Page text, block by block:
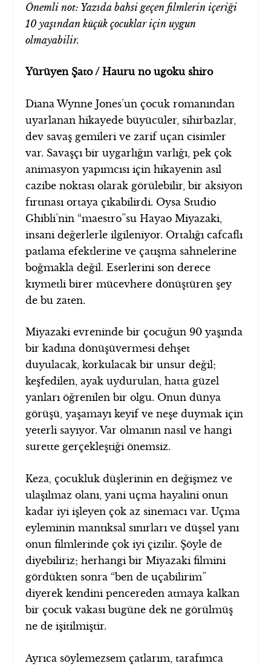
Önemli not: Yazıda bahsi geçen filmlerin içeriği
10 yaşından küçük çocuklar için uygun
olmayabilir.
Yürüyen Şato / Hauru no ugoku shiro
Diana Wynne Jones’un çocuk romanından
uyarlanan hikayede büyücüler, sihirbazlar,
dev savaş gemileri ve zarif uçan cisimler
var. Savaşçı bir uygarlığın varlığı, pek çok
animasyon yapımcısı için hikayenin asıl
cazibe noktası olarak görülebilir, bir aksiyon
fırtınası ortaya çıkabilirdi. Oysa Studio
Ghibli’nin “maestro”su Hayao Miyazaki,
insani değerlerle ilgileniyor. Ortalığı cafcaflı
patlama efektlerine ve çatışma sahnelerine
boğmakla değil. Eserlerini son derece
kıymetli birer mücevhere dönüştüren şey
de bu zaten.
Miyazaki evreninde bir çocuğun 90 yaşında
bir kadına dönüşüvermesi dehşet
duyulacak, korkulacak bir unsur değil;
keşfedilen, ayak uydurulan, hatta güzel
yanları öğrenilen bir olgu. Onun dünya
görüşü, yaşamayı keyif ve neşe duymak için
yeterli sayıyor. Var olmanın nasıl ve hangi
surette gerçekleştiği önemsiz.
Keza, çocukluk düşlerinin en değişmez ve
ulaşılmaz olanı, yani uçma hayalini onun
kadar iyi işleyen çok az sinemacı var. Uçma
eyleminin mantıksal sınırları ve düşsel yanı
onun filmlerinde çok iyi çizilir. Şöyle de
diyebiliriz; herhangi bir Miyazaki filmini
gördükten sonra “ben de uçabilirim”
diyerek kendini pencereden atmaya kalkan
bir çocuk vakası bugüne dek ne görülmüş
ne de işitilmiştir.
Ayrıca söylemezsem çatlarım, tarafımca